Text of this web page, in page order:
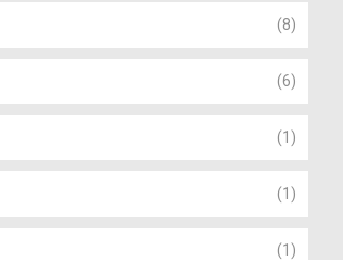
(8)
(6)
(1)
(1)
(1)